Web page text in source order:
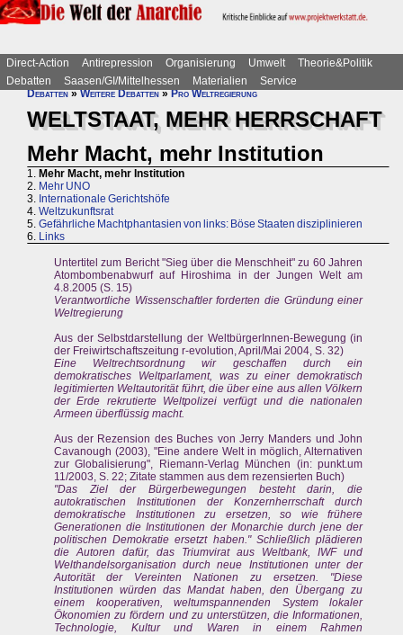
Direct-Action Antirepression Organisierung Umwelt
Theorie&Politik
Debatten
Saasen/GI/Mittelhessen Materialien
Service
Debatten»Weitere Debatten»Pro Weltregierung
WELTSTAAT, MEHR HERRSCHAFT
Mehr Macht, mehr Institution
1. Mehr Macht, mehr Institution
2. Mehr UNO
3. Internationale Gerichtshöfe
4. Weltzukunftsrat
5. Gefährliche Machtphantasien von links: Böse Staaten disziplinieren
6. Links
Untertitel zum Bericht "Sieg über die Menschheit" zu 60 Jahren
Atombombenabwurf auf Hiroshima in der Jungen Welt am
4.8.2005 (S. 15)
Verantwortliche Wissenschaftler forderten die Gründung einer
Weltregierung
Aus der Selbstdarstellung der WeltbürgerInnen-Bewegung (in
der Freiwirtschaftszeitung r-evolution, April/Mai 2004, S. 32)
Eine Weltrechtsordnung wir geschaffen durch ein
demokratisches Weltparlament, was zu einer demokratisch
legitimierten Weltautorität führt, die über eine aus allen Völkern
der Erde rekrutierte Weltpolizei verfügt und die nationalen
Armeen überflüssig macht.
Aus der Rezension des Buches von Jerry Manders und John
Cavanough (2003), "Eine andere Welt in möglich, Alternativen
zur Globalisierung", Riemann-Verlag München (in: punkt.um
11/2003, S. 22; Zitate stammen aus dem rezensierten Buch)
"Das Ziel der Bürgerbewegungen besteht darin, die
autokratischen Institutionen der Konzernherrschaft durch
demokratische Institutionen zu ersetzen, so wie frühere
Generationen die Institutionen der Monarchie durch jene der
politischen Demokratie ersetzt haben." Schließlich plädieren
die Autoren dafür, das Triumvirat aus Weltbank, IWF und
Welthandelsorganisation durch neue Institutionen unter der
Autorität der Vereinten Nationen zu ersetzen. "Diese
Institutionen würden das Mandat haben, den Übergang zu
einem kooperativen, weltumspannenden System lokaler
Ökonomien zu fördern und zu unterstützen, die Informationen,
Technologie, Kultur und Waren in einem Rahmen